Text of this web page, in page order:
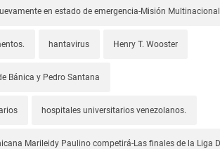
en estado de emergencia-Misión
hantavirus Henry T. Wooster
Bánica y Pedro Santana
hospitales universitarios venezolanos.
Marileidy Paulino competirá-Las finales de la Liga